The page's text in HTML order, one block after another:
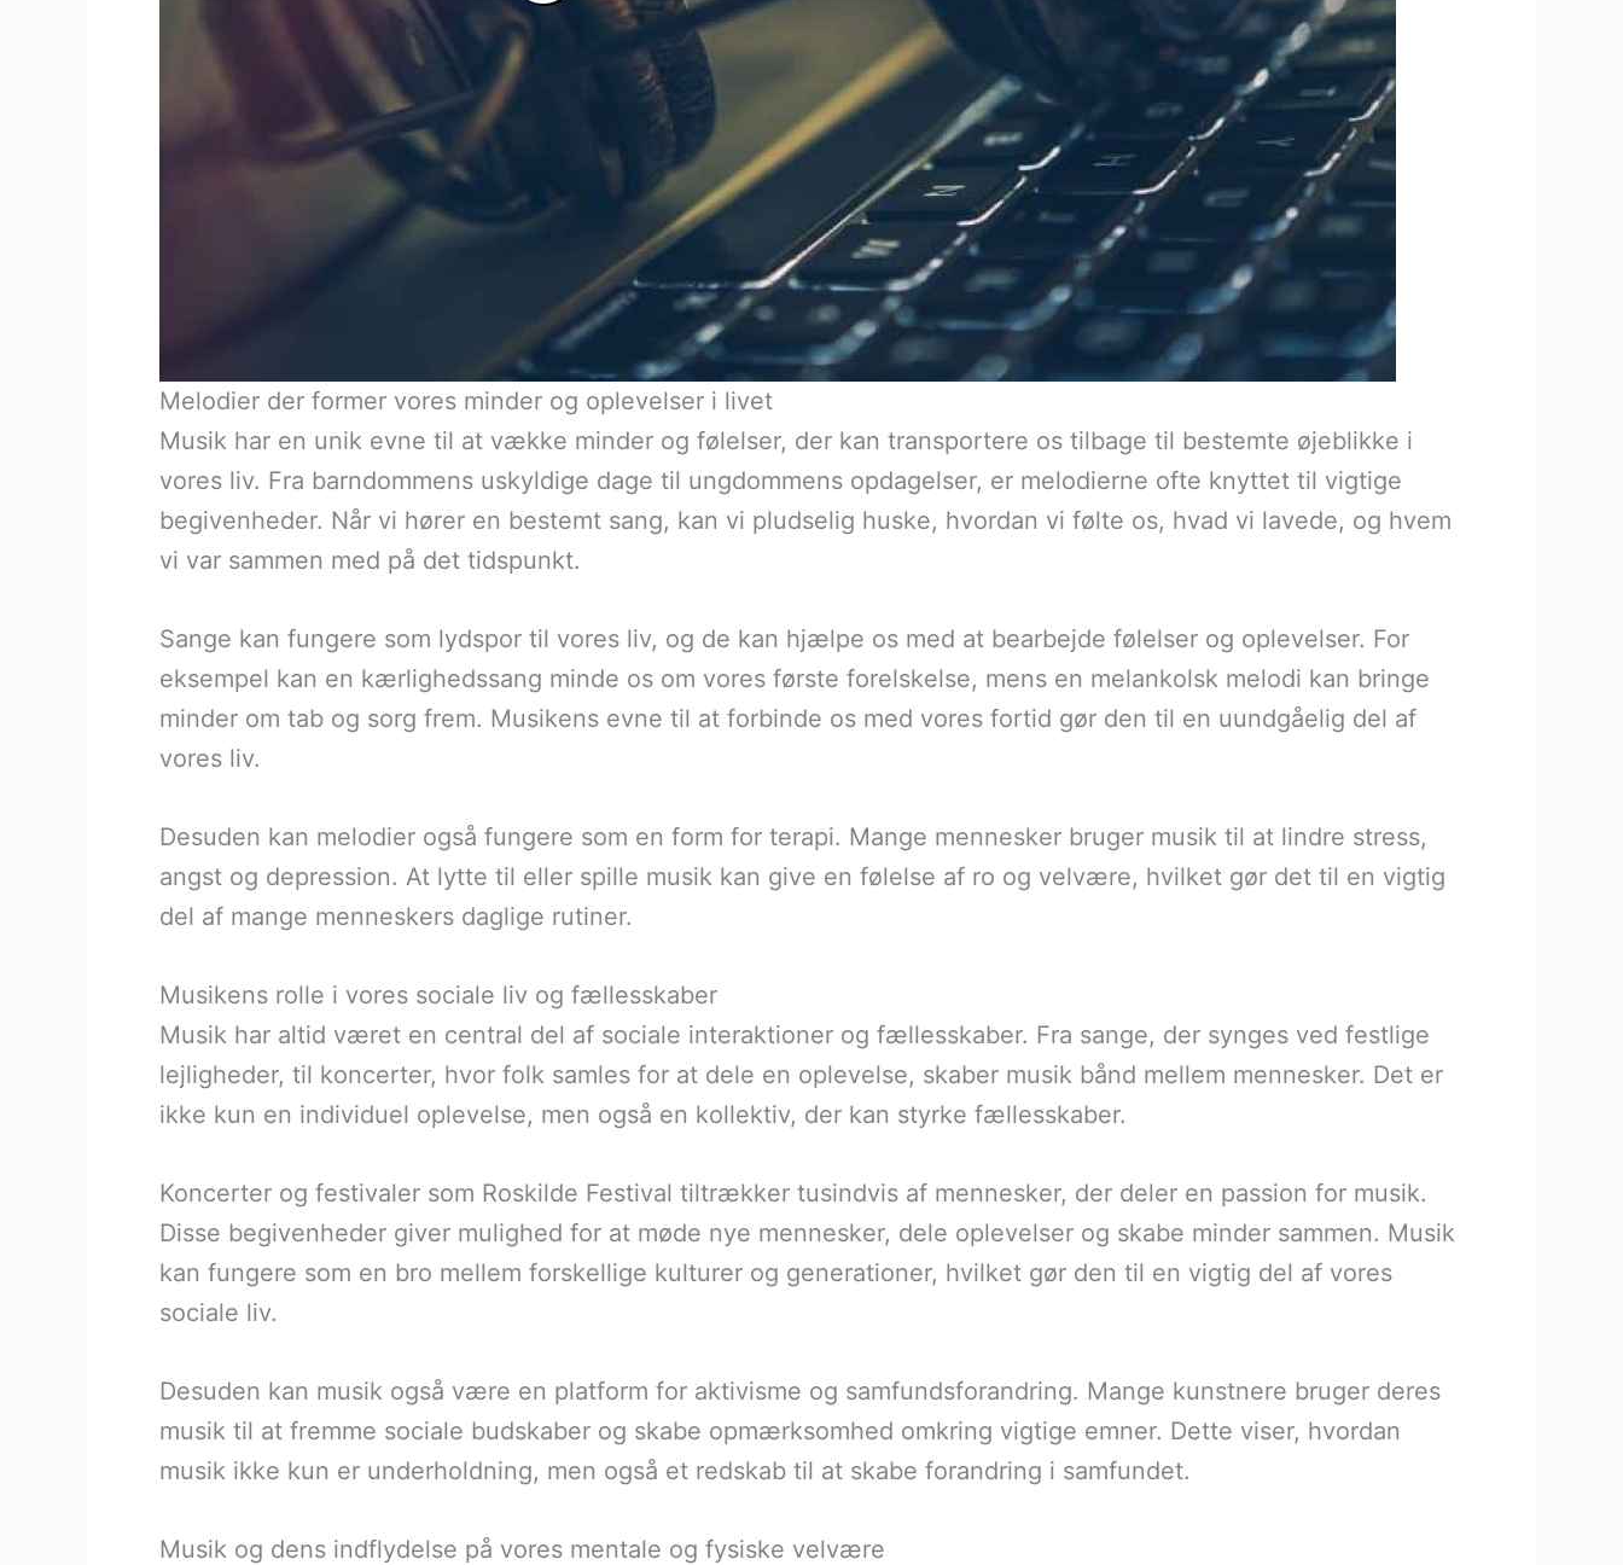
Melodier der former vores minder og oplevelser i livet
Musik har en unik evne til at vække minder og følelser, der kan transportere os tilbage til bestemte øjeblikke i
vores liv. Fra barndommens uskyldige dage til ungdommens opdagelser, er melodierne ofte knyttet til vigtige
begivenheder. Når vi hører en bestemt sang, kan vi pludselig huske, hvordan vi følte os, hvad vi lavede, og hvem
vi var sammen med på det tidspunkt.
Sange kan fungere som lydspor til vores liv, og de kan hjælpe os med at bearbejde følelser og oplevelser. For
eksempel kan en kærlighedssang minde os om vores første forelskelse, mens en melankolsk melodi kan bringe
minder om tab og sorg frem. Musikens evne til at forbinde os med vores fortid gør den til en uundgåelig del af
vores liv.
Desuden kan melodier også fungere som en form for terapi. Mange mennesker bruger musik til at lindre stress,
angst og depression. At lytte til eller spille musik kan give en følelse af ro og velvære, hvilket gør det til en vigtig
del af mange menneskers daglige rutiner.
Musikens rolle i vores sociale liv og fællesskaber
Musik har altid været en central del af sociale interaktioner og fællesskaber. Fra sange, der synges ved festlige
lejligheder, til koncerter, hvor folk samles for at dele en oplevelse, skaber musik bånd mellem mennesker. Det er
ikke kun en individuel oplevelse, men også en kollektiv, der kan styrke fællesskaber.
Koncerter og festivaler som Roskilde Festival tiltrækker tusindvis af mennesker, der deler en passion for musik.
Disse begivenheder giver mulighed for at møde nye mennesker, dele oplevelser og skabe minder sammen. Musik
kan fungere som en bro mellem forskellige kulturer og generationer, hvilket gør den til en vigtig del af vores
sociale liv.
Desuden kan musik også være en platform for aktivisme og samfundsforandring. Mange kunstnere bruger deres
musik til at fremme sociale budskaber og skabe opmærksomhed omkring vigtige emner. Dette viser, hvordan
musik ikke kun er underholdning, men også et redskab til at skabe forandring i samfundet.
Musik og dens indflydelse på vores mentale og fysiske velvære